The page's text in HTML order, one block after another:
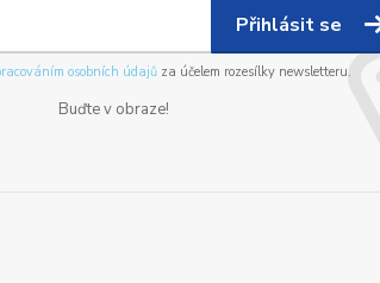
Přihlásit se
osobních údajůza účelem rozesílky newsletteru.
Buďte v obraze!